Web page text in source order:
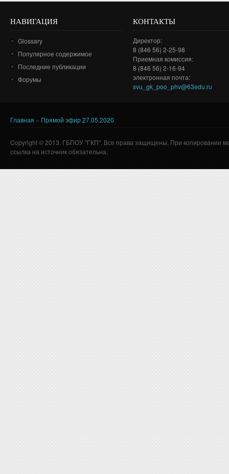
НАВИГАЦИЯ
Glossary
Популярное содержимое
Последние публикации
Форумы
КОНТАКТЫ
Директор:
8 (846 56) 2-25-98
Приемная комиссия:
8 (846 56) 2-16-94
электронная почта:
svu_gk_poo_phv@63edu.ru
Вы здесь
Главная » Прямой эфир 27.05.2020
Copyright © 2013. ГБПОУ "ГКП". Все права защищены. При копировании
ссылка на источник обязательна.